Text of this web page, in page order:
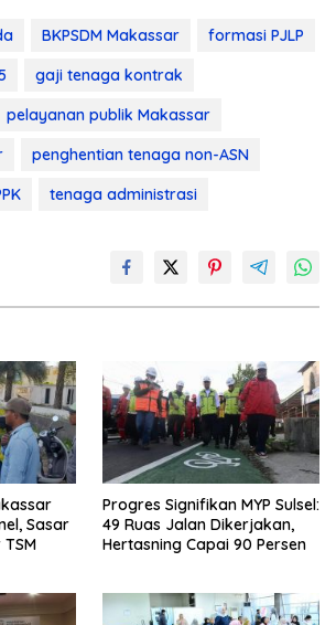
BKPSDM Makassar
formasi PJLP
gaji tenaga kontrak
pelayanan publik Makassar
penghentian tenaga non-ASN
tenaga administrasi
Sasar
Progres Signifikan MYP Sulsel:
49 Ruas Jalan Dikerjakan,
Hertasning Capai 90 Persen